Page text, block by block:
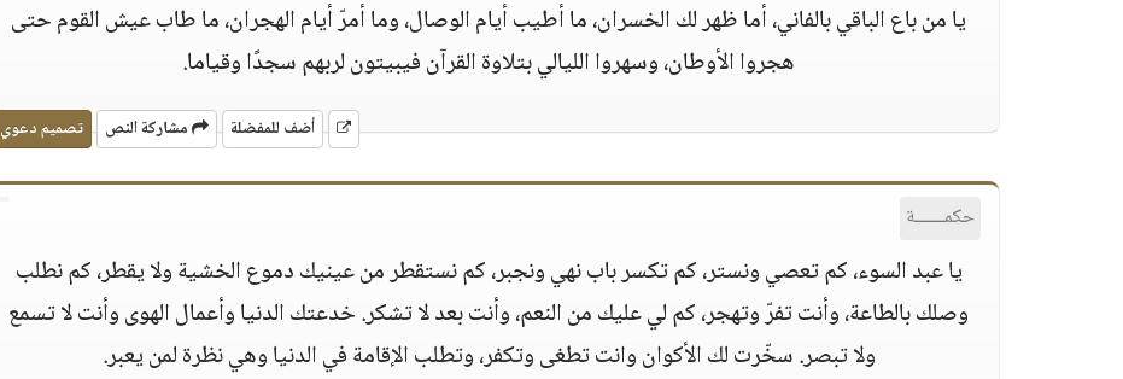
يا من باع الباقي بالفاني، أما ظهر لك الخسران، ما أطيب أيام الوصال، وما أمرّ أيام الهجران، ما طاب عيش القوم حتى
هجروا الأوطان، وسهروا الليالي بتلاوة القرآن فيبيتون لربهم سجدًا وقياما‏.‏
أضف للمفضلة مشاركة النص تصميم دعوي
حكمــــــة
يا عبد السوء، كم تعصي ونستر، كم تكسر باب نهي ونجبر، كم نستقطر من عينيك دموع الخشية ولا يقطر، كم نطلب
وصلك بالطاعة، وأنت تفرّ وتهجر، كم لي عليك من النعم، وأنت بعد لا تشكر‏.‏ خدعتك الدنيا وأعمال الهوى وأنت لا تسمع
ولا تبصر‏.‏ سخّرت لك الأكوان وانت تطغى وتكفر، وتطلب الإقامة في الدنيا وهي نظرة لمن يعبر‏.‏